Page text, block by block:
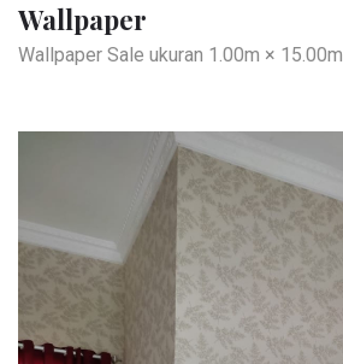
Wallpaper
Wallpaper Sale ukuran 1.00m × 15.00m